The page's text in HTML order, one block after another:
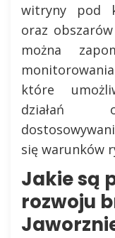
witryny pod
oraz
można
które
działań
się warunków
Jakie są
rozwoju